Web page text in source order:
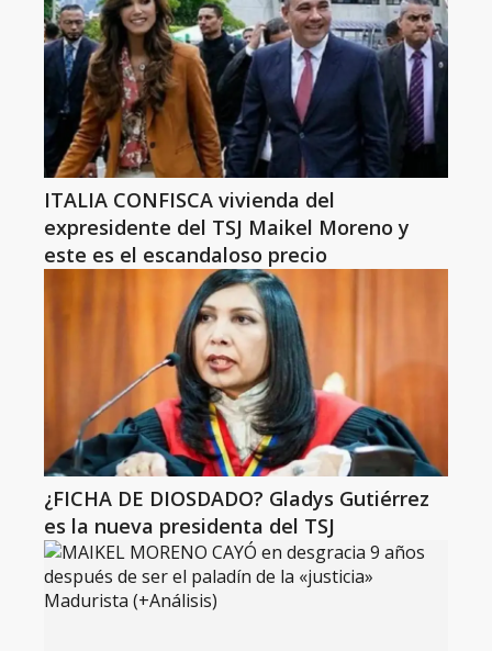
ITALIA CONFISCA vivienda del
expresidente del TSJ Maikel Moreno y
este es el escandaloso precio
¿FICHA DE DIOSDADO? Gladys Gutiérrez
es la nueva presidenta del TSJ